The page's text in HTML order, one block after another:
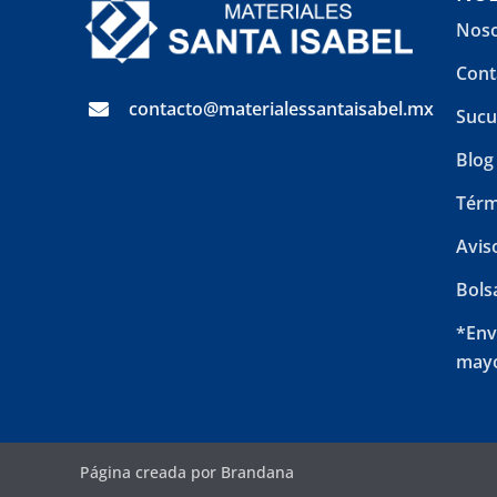
contacto@materialessantaisabel.mx
Blog
Página creada por Brandana